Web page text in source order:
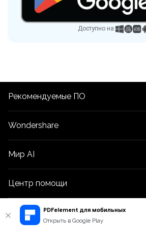
PDFelement для мобильных
Открыть в Google Play
Доступно на:
Рекомендуемые ПО
Wondershare
Мир AI
Центр помощи